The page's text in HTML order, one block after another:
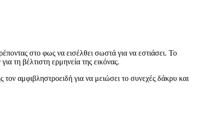
στο φως να εισέλθει σωστά για να εστιάσει. Το
τη βέλτιστη ερμηνεία της εικόνας.
αμφιβληστροειδή για να μειώσει το συνεχές δάκρυ και